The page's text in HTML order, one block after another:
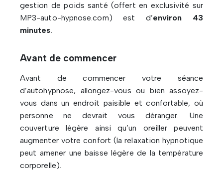
gestion de poids santé (offert en exclusivité sur
MP3-auto-hypnose.com) est d’environ 43
minutes.
Avant de commencer
Avant de commencer votre séance
d’autohypnose, allongez-vous ou bien assoyez-
vous dans un endroit paisible et confortable, où
personne ne devrait vous déranger. Une
couverture légère ainsi qu’un oreiller peuvent
augmenter votre confort (la relaxation hypnotique
peut amener une baisse légère de la température
corporelle).